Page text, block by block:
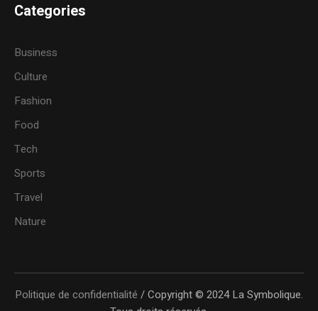
Categories
Business
Culture
Fashion
Food
Tech
Sports
Travel
Nature
Politique de confidentialité / Copyright © 2024 La Symbolique.